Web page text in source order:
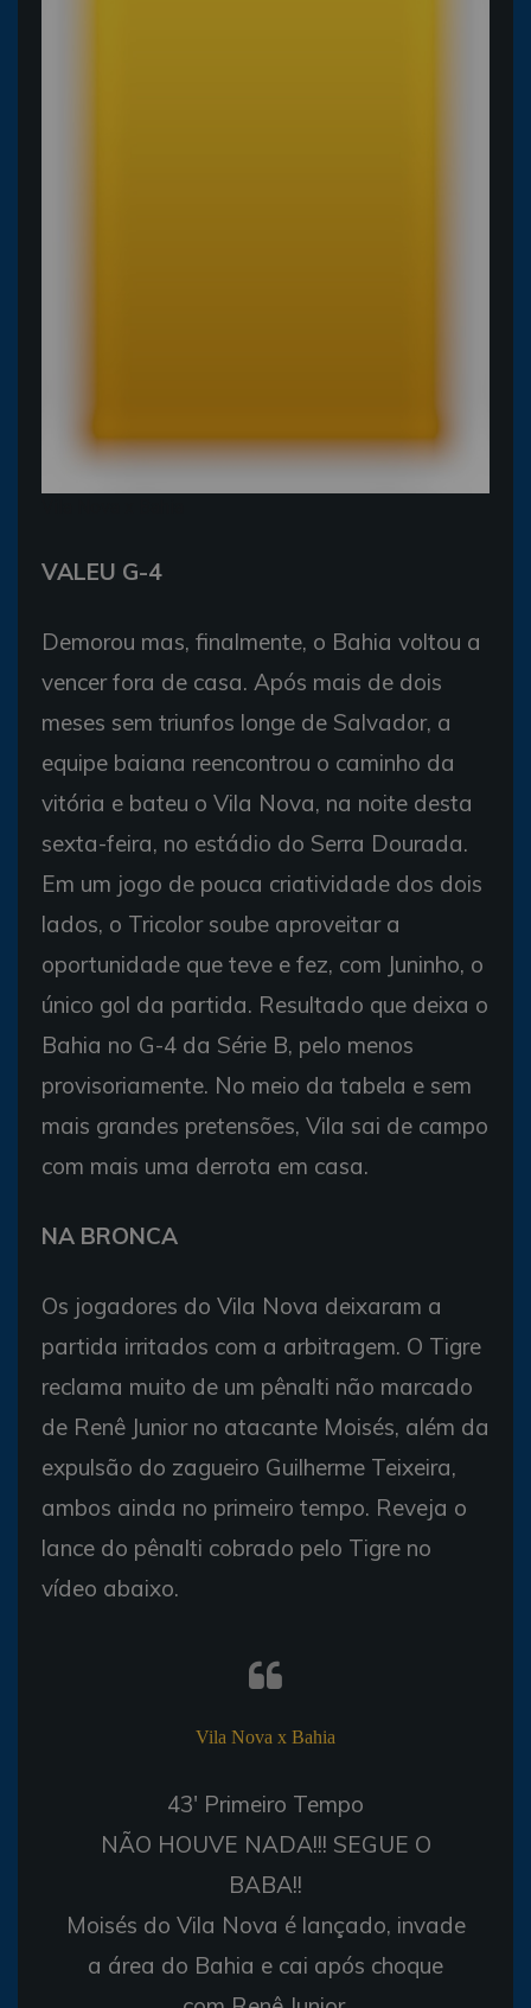
VALEU G-4
Demorou mas, finalmente, o Bahia voltou a
vencer fora de casa. Após mais de dois
meses sem triunfos longe de Salvador, a
equipe baiana reencontrou o caminho da
vitória e bateu o Vila Nova, na noite desta
sexta-feira, no estádio do Serra Dourada.
Em um jogo de pouca criatividade dos dois
lados, o Tricolor soube aproveitar a
oportunidade que teve e fez, com Juninho, o
único gol da partida. Resultado que deixa o
Bahia no G-4 da Série B, pelo menos
provisoriamente. No meio da tabela e sem
mais grandes pretensões, Vila sai de campo
com mais uma derrota em casa.
NA BRONCA
Os jogadores do Vila Nova deixaram a
partida irritados com a arbitragem. O Tigre
reclama muito de um pênalti não marcado
de Renê Junior no atacante Moisés, além da
expulsão do zagueiro Guilherme Teixeira,
ambos ainda no primeiro tempo. Reveja o
lance do pênalti cobrado pelo Tigre no
vídeo abaixo.
Vila Nova x Bahia
43' Primeiro Tempo
NÃO HOUVE NADA!!! SEGUE O
BABA!!
Moisés do Vila Nova é lançado, invade
a área do Bahia e cai após choque